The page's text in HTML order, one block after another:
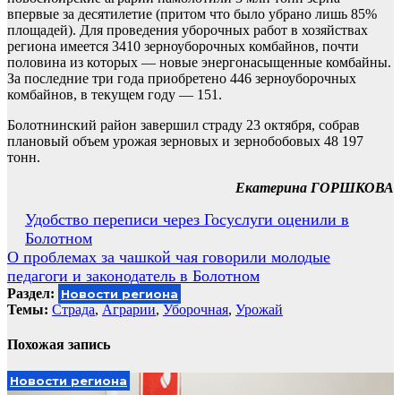
впервые за десятилетие (притом что было убрано лишь 85%
площадей). Для проведения уборочных работ в хозяйствах
региона имеется 3410 зерноуборочных комбайнов, почти
половина из которых — новые энергонасыщенные комбайны.
За последние три года приобретено 446 зерноуборочных
комбайнов, в текущем году — 151.
Болотнинский район завершил страду 23 октября, собрав
плановый объем урожая зерновых и зернобобовых 48 197
тонн.
Екатерина ГОРШКОВА
Навигация
по
записям
Удобство переписи через Госуслуги оценили в
Болотном
О проблемах за чашкой чая говорили молодые
педагоги и законодатель в Болотном
Раздел: Новости региона
Темы: Cтрада, Аграрии, Уборочная, Урожай
Похожая запись
Новости региона